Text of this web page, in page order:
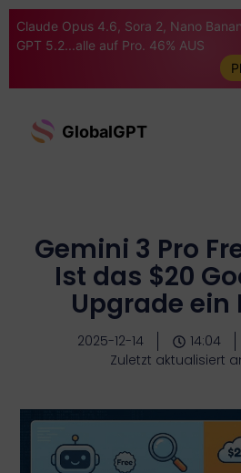
Claude Opus 4.6, Sora 2, Nano
GPT 5.2...alle auf Pro. 46% AUS
GlobalGPT
Gemini 3 Pro
Ist das $20
Upgrade ein
2025-12-14 14:04
Zuletzt aktualisiert